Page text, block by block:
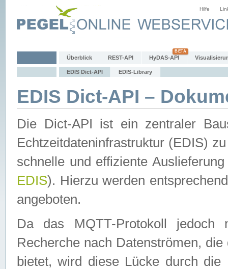
Hilfe
Überblick REST-API HyDAS-API
EDIS Dict-API EDIS-Library
EDIS Dict-API –
Die Dict-API ist ein zentraler
Echtzeitdateninfrastruktur (EDIS)
schnelle und effiziente
EDIS). Hierzu werden
angeboten.
Da das MQTT-Protokoll jedoch
Recherche nach Datenströmen,
bietet, wird diese Lücke durch die